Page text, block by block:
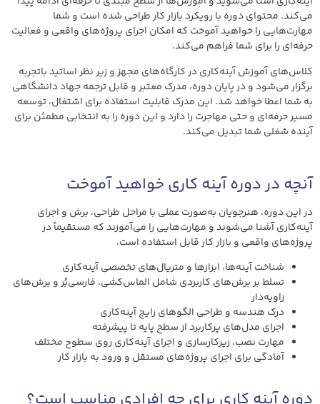
می‌کند. محتوای دوره با رویکرد بازار کار طراحی شده است و شما
مهارت‌هایی را خواهید آموخت که امکان اجرای پروژه‌های واقعی و فعالیت
حرفه‌ای را برای شما فراهم می‌کند.
کلاس‌های آموزش آینه‌کاری در کارگاه‌های مجهز و زیر نظر اساتید باتجربه
برگزار می‌شود و در پایان دوره، مدرک معتبر و قابل ترجمه جهاد دانشگاهی
به شما اعطا خواهد شد. این مدرک قابلیت استفاده برای اشتغال، توسعه
مسیر حرفه‌ای و حتی مهاجرت را دارد و این دوره را به انتخابی مطمئن برای
آینده شغلی شما تبدیل می‌کند.
آنچه در دوره آینه کاری خواهید آموخت
در این دوره، هنرجویان به‌صورت عملی با مراحل طراحی، برش و اجرای
آینه‌کاری آشنا می‌شوند و مهارت‌هایی را می‌آموزند که مستقیماً در
پروژه‌های واقعی و بازار کار قابل استفاده است.
شناخت آینه‌ها، ابزارها و متریال‌های تخصصی آینه‌کاری
تسلط بر برش‌های کاربردی شامل الماس‌کشی، فارسی‌بُر و برش‌های
زاویه‌دار
درک هندسه و طراحی الگوهای رایج آینه‌کاری
اجرای مدل‌های پرکاربرد از سطح پایه تا پیشرفته
مهارت نصب، زیرکارسازی و اجرای آینه‌کاری روی سطوح مختلف
آمادگی برای اجرای پروژه‌های مستقل و ورود به بازار کار